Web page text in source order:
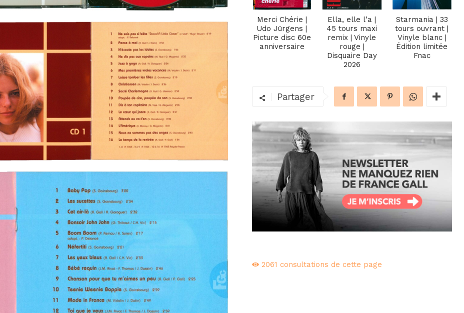
Merci Chérie |
Udo Jürgens |
Picture disc 60e
anniversaire
Ella, elle l’a |
45 tours maxi
remix | Vinyle
rouge |
Disquaire Day
2026
Starmania | 33
tours ouvrant |
Vinyle blanc |
Édition limitée
Fnac
Partager
2061 consultations de cette page